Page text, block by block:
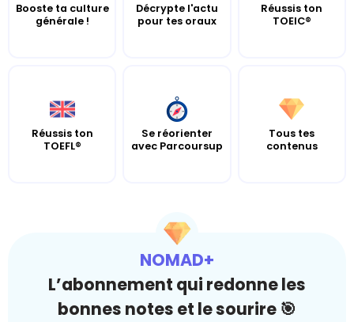
Booste ta culture
générale !
Décrypte l'actu
pour tes oraux
Réussis ton
TOEIC®
Réussis ton
TOEFL®
Se réorienter
avec Parcoursup
Tous tes
contenus
NOMAD+
L’abonnement qui redonne les
bonnes notes et le sourire 🎯